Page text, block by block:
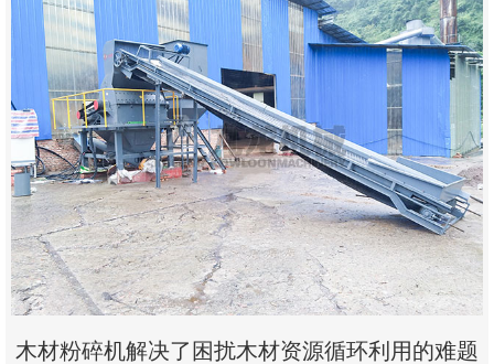
木材粉碎机解决了困扰木材资源循环利用的难题